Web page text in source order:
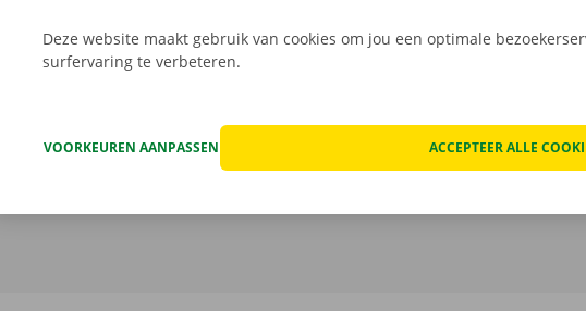
Deze website maakt gebruik van cookies om jou een optimale
surfervaring te verbeteren.
VOORKEUREN AANPASSEN ACCEPTEER ALLE